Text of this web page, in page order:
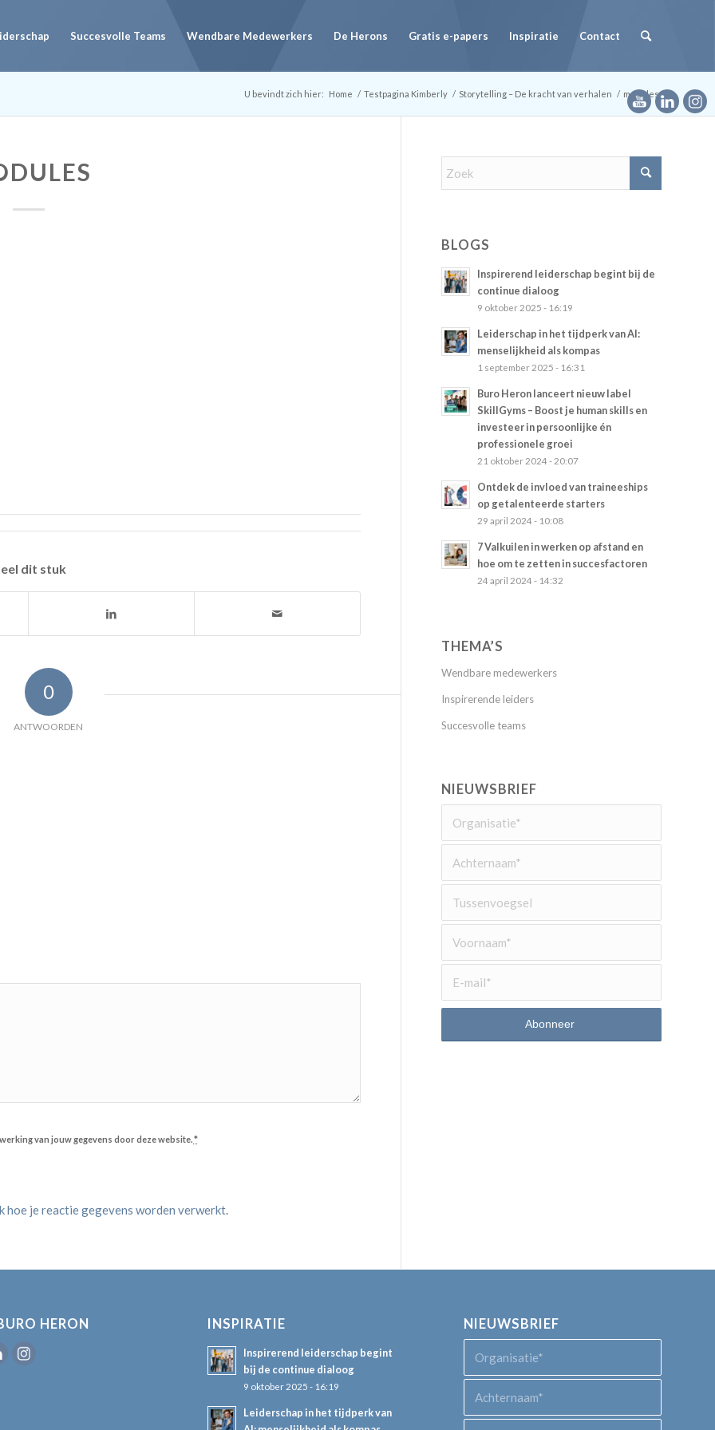
Succesvolle Teams Wendbare Medewerkers De Herons Gratis e-papers Inspiratie Contact
U bevindt zich hier: Home / Testpagina Kimberly / Storytelling – De kracht van verhalen / modules
dit stuk
0
ANTWOORDEN
van jouw gegevens door deze website. *
hoe je reactie gegevens worden verwerkt
BLOGS
Inspirerend leiderschap begint bij de
continue dialoog
9 oktober 2025 - 16:19
Leiderschap in het tijdperk van AI:
menselijkheid als kompas
1 september 2025 - 16:31
Buro Heron lanceert nieuw label
SkillGyms – Boost je human skills en
investeer in persoonlijke én
professionele groei
21 oktober 2024 - 20:07
Ontdek de invloed van traineeships
op getalenteerde starters
29 april 2024 - 10:08
7 Valkuilen in werken op afstand en
hoe om te zetten in succesfactoren
24 april 2024 - 14:32
THEMA’S
Wendbare medewerkers
Inspirerende leiders
Succesvolle teams
NIEUWSBRIEF
HERON INSPIRATIE
Inspirerend leiderschap begint
bij de continue dialoog
9 oktober 2025 - 16:19
Leiderschap in het tijdperk van
NIEUWSBRIEF